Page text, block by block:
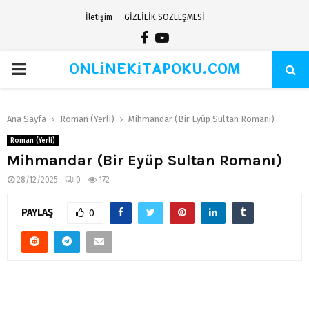
İletişim GİZLİLİK SÖZLEŞMESİ
Facebook
Youtube
PRIMARYONLİNEKİTAPOKU.COM
Ana Sayfa Roman (Yerli) Mihmandar (Bir Eyüp Sultan Romanı)
Roman (Yerli)
Mihmandar (Bir Eyüp Sultan Romanı)
28/12/2025 0 172
PAYLAŞ 0